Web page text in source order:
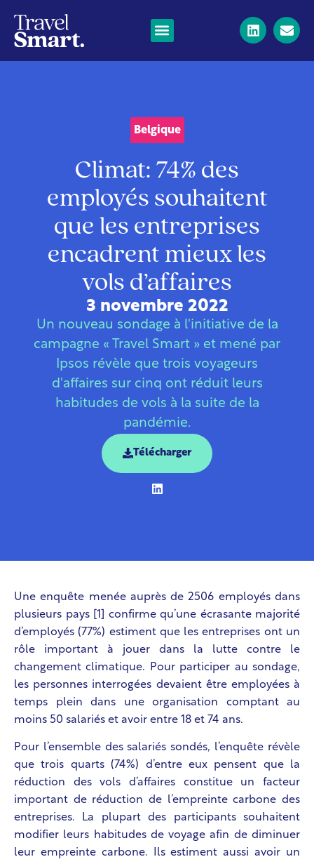
Belgique
Climat: 74% des
employés souhaitent
que les entreprises
encadrent mieux les
vols d’affaires
3 novembre 2022
Un nouveau sondage à l'initiative de la
campagne « Travel Smart » et mené par
Ipsos révèle que trois voyageurs
d'affaires sur cinq ont réduit leurs
habitudes de vols à la suite de la
pandémie.
Télécharger
Une enquête menée auprès de 2506 employés dans
plusieurs pays [1] confirme qu’une écrasante majorité
d’employés (77%) estiment que les entreprises ont un
rôle important à jouer dans la lutte contre le
changement climatique. Pour participer au sondage,
les personnes interrogées devaient être employées à
temps plein dans une organisation comptant au
moins 50 salariés et avoir entre 18 et 74 ans.
Pour l’ensemble des salariés sondés, l’enquête révèle
que trois quarts (74%) d’entre eux pensent que la
réduction des vols d’affaires constitue un facteur
important de réduction de l’empreinte carbone des
entreprises. La plupart des participants souhaitent
modifier leurs habitudes de voyage afin de diminuer
leur empreinte carbone. Ils estiment aussi avoir un